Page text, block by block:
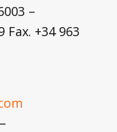
–
Fax. +34 963